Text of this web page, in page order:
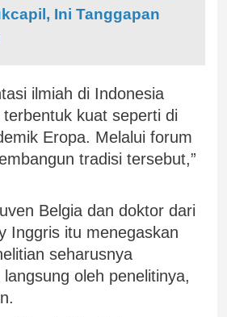
Ini Tanggapan
ilmiah di Indonesia
kuat seperti di
Eropa. Melalui forum
tradisi tersebut,”
Belgia dan doktor dari
Inggris itu menegaskan
seharusnya
oleh penelitinya,